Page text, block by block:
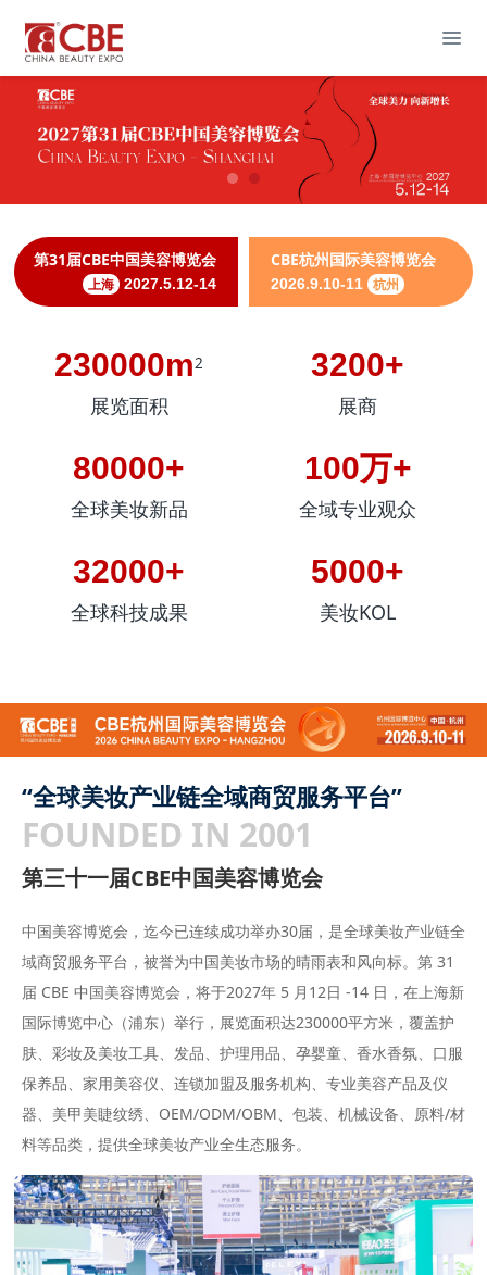
第31届CBE中国美容博览会
上海 2027.5.12-14
CBE杭州国际美容博览会
2026.9.10-11 杭州
230000m2
展览面积
3200+
展商
80000+
全球美妆新品
100万+
全域专业观众
32000+
全球科技成果
5000+
美妆KOL
“全球美妆产业链全域商贸服务平台”
FOUNDED IN 2001
第三十一届CBE中国美容博览会
中国美容博览会，迄今已连续成功举办30届，是全球美妆产业链全
域商贸服务平台，被誉为中国美妆市场的晴雨表和风向标。第 31
届 CBE 中国美容博览会，将于2027年 5 月12日 -14 日，在上海新
国际博览中心（浦东）举行，展览面积达230000平方米，覆盖护
肤、彩妆及美妆工具、发品、护理用品、孕婴童、香水香氛、口服
保养品、家用美容仪、连锁加盟及服务机构、专业美容产品及仪
器、美甲美睫纹绣、OEM/ODM/OBM、包装、机械设备、原料/材
料等品类，提供全球美妆产业全生态服务。